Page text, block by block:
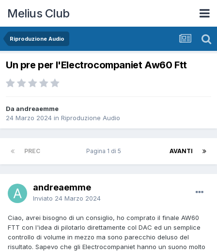
Melius Club
Riproduzione Audio
Un pre per l'Electrocompaniet Aw60 Ftt
Da andreaemme
24 Marzo 2024 in Riproduzione Audio
PREC AVANTI
Pagina 1 di 5
andreaemme
Inviato 24 Marzo 2024
Ciao, avrei bisogno di un consiglio, ho comprato il finale AW60
FTT con l'idea di pilotarlo direttamente col DAC ed un semplice
controllo di volume in mezzo ma sono parecchio deluso del
risultato. Sapevo che gli Electrocompaniet hanno un suono molto